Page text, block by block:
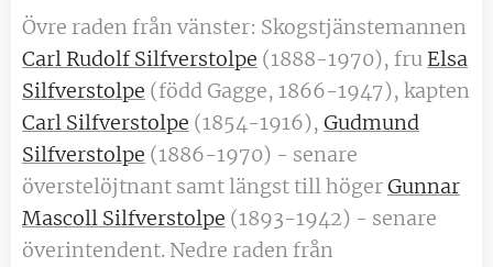
Övre raden från vänster: Skogstjänstemannen
Carl Rudolf Silfverstolpe (1888-1970), fru Elsa
Silfverstolpe (född Gagge, 1866-1947), kapten
Carl Silfverstolpe (1854-1916), Gudmund
Silfverstolpe (1886-1970) - senare
överstelöjtnant samt längst till högerGunnar
Mascoll Silfverstolpe (1893-1942) - senare
överintendent. Nedre raden från